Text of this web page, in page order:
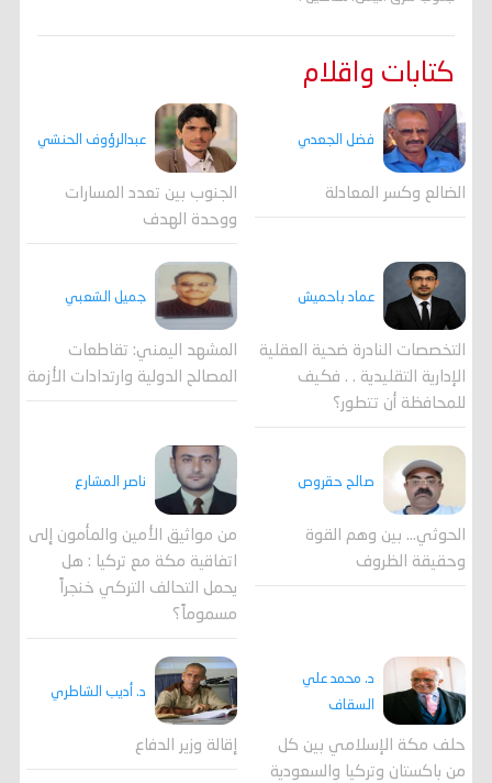
كتابات واقلام
فضل الجعدي
الضالع وكسر المعادلة
عبدالرؤوف الحنشي
الجنوب بين تعدد المسارات
ووحدة الهدف
عماد باحميش
التخصصات النادرة ضحية العقلية
الإدارية التقليدية . . فكيف
للمحافظة أن تتطور؟
جميل الشعبي
المشهد اليمني: تقاطعات
المصالح الدولية وارتدادات الأزمة
صالح حقروص
الحوثي... بين وهم القوة
وحقيقة الظروف
ناصر المشارع
من مواثيق الأمين والمأمون إلى
اتفاقية مكة مع تركيا : هل
يحمل التحالف التركي خنجراً
مسموماً؟
د. محمد علي
السقاف
حلف مكة الإسلامي بين كل
من باكستان وتركيا والسعودية
د. أديب الشاطري
إقالة وزير الدفاع